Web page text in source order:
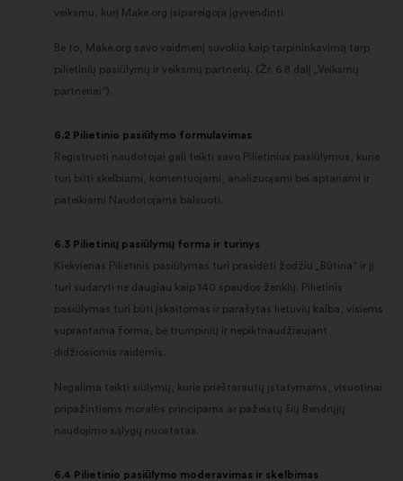
veiksmu, kurį Make.org įsipareigoja įgyvendinti.
Be to, Make.org savo vaidmenį suvokia kaip tarpininkavimą tarp
pilietinių pasiūlymų ir veiksmų partnerių. (Žr. 6.8 dalį „Veiksmų
partneriai“).
6.2 Pilietinio pasiūlymo formulavimas
Registruoti naudotojai gali teikti savo Pilietinius pasiūlymus, kurie
turi būti skelbiami, komentuojami, analizuojami bei aptariami ir
pateikiami Naudotojams balsuoti.
6.3 Pilietinių pasiūlymų forma ir turinys
Kiekvienas Pilietinis pasiūlymas turi prasidėti žodžiu „Būtina“ ir jį
turi sudaryti ne daugiau kaip 140 spaudos ženklų. Pilietinis
pasiūlymas turi būti įskaitomas ir parašytas lietuvių kalba, visiems
suprantama forma, be trumpinių ir nepiktnaudžiaujant
didžiosiomis raidėmis.
Negalima teikti siūlymų, kurie prieštarautų įstatymams, visuotinai
pripažintiems moralės principams ar pažeistų šių Bendrųjų
naudojimo sąlygų nuostatas.
6.4 Pilietinio pasiūlymo moderavimas ir skelbimas